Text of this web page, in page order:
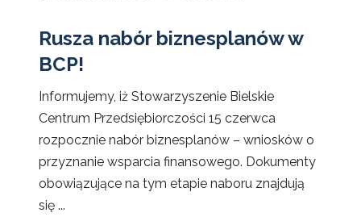
Rusza nabór biznesplanów w
BCP!
Informujemy, iż Stowarzyszenie Bielskie
Centrum Przedsiębiorczości 15 czerwca
rozpocznie nabór biznesplanów – wniosków o
przyznanie wsparcia finansowego. Dokumenty
obowiązujące na tym etapie naboru znajdują
się ...